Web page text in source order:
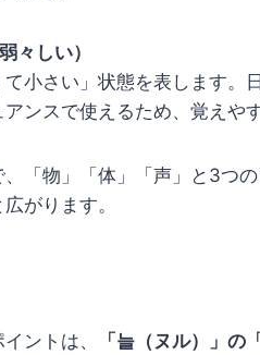
々しい）
小さい」状態を表します。
ンスで使えるため、覚えや
「物」「体」「声」と3つ
がります。
ントは、 「늘（ヌル）」の